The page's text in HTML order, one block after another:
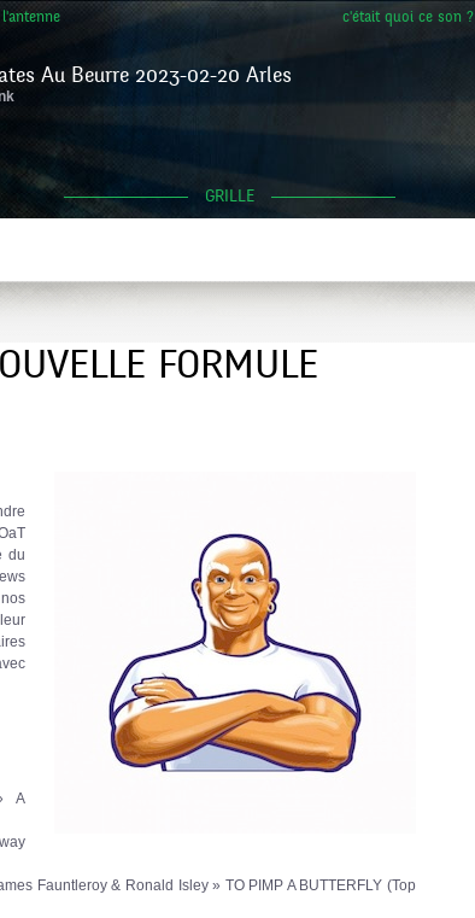
c'était quoi ce son ?
Au Beurre 2023-02-20 Arles
GRILLE
FORMULE
du
A
Fauntleroy & Ronald Isley » TO PIMP A BUTTERFLY (Top